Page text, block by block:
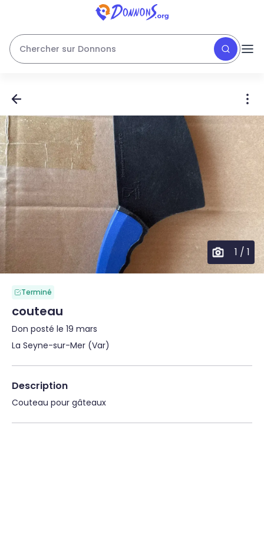
Chercher sur Donnons
1 / 1
Terminé
couteau
Don posté le 19 mars
La Seyne-sur-Mer (Var)
Description
Couteau pour gâteaux